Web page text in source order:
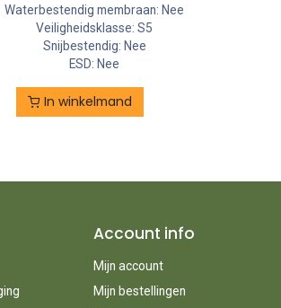
Waterbestendig membraan: Nee
Veiligheidsklasse: S5
Snijbestendig: Nee
ESD: Nee
In winkelmand
Account info
Mijn account
Mijn bestellingen